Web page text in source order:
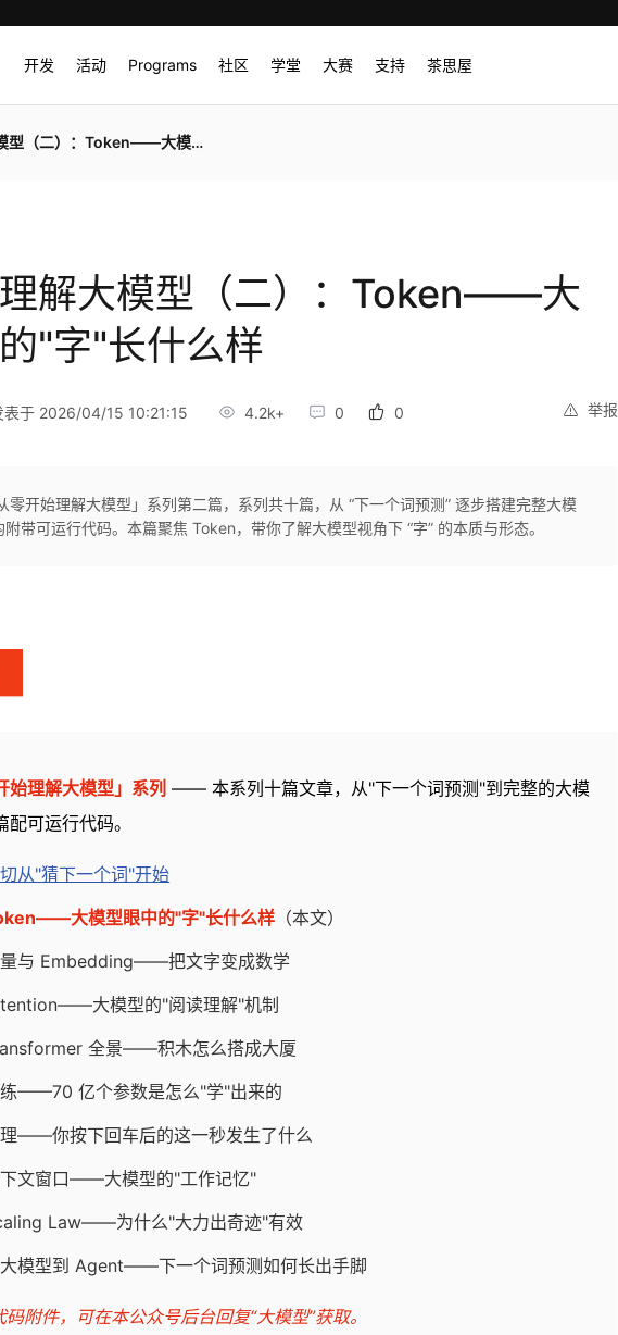
开发 活动 Programs 社区 学堂 大赛 支持 茶思屋
：Token——大模型眼中的"字"长什么样
解大模型（二）：Token——大
"字"长什么样
举报
表于 2026/04/15 10:21:15 4.2k+ 0 0
零开始理解大模型」系列第二篇，系列共十篇，从 “下一个词预测” 逐步搭建完整大模
带可运行代码。本篇聚焦 Token，带你了解大模型视角下 “字” 的本质与形态。
始理解大模型」系列 —— 本系列十篇文章，从"下一个词预测"到完整的大模
可运行代码。
从"猜下一个词"开始
大模型眼中的"字"长什么样 （本文）
量与 Embedding——把文字变成数学
大模型的"阅读理解"机制
全景——积木怎么搭成大厦
——70 亿个参数是怎么"学"出来的
——你按下回车后的这一秒发生了什么
文窗口——大模型的"工作记忆"
Law——为什么"大力出奇迹"有效
模型到 Agent——下一个词预测如何长出手脚
附件，可在本公众号后台回复“大模型”获取。